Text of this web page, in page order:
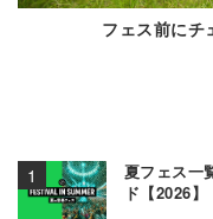
フェス前にチ
夏フェス一
ド【2026】